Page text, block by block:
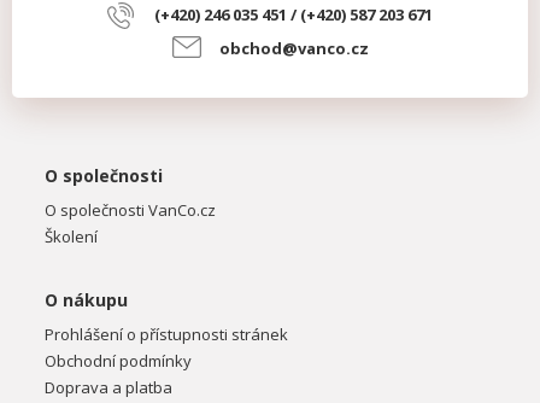
(+420) 246 035 451 / (+420) 587 203 671
obchod@vanco.cz
O společnosti
O společnosti VanCo.cz
Školení
O nákupu
Prohlášení o přístupnosti stránek
Obchodní podmínky
Doprava a platba